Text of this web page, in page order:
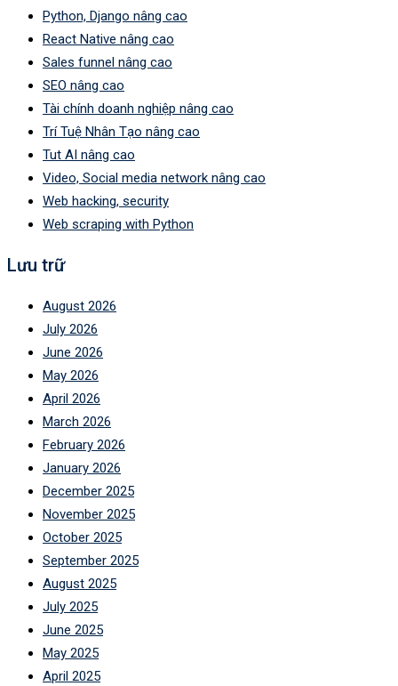
Python, Django nâng cao
React Native nâng cao
Sales funnel nâng cao
SEO nâng cao
Tài chính doanh nghiệp nâng cao
Trí Tuệ Nhân Tạo nâng cao
Tut AI nâng cao
Video, Social media network nâng cao
Web hacking, security
Web scraping with Python
Lưu trữ
August 2026
July 2026
June 2026
May 2026
April 2026
March 2026
February 2026
January 2026
December 2025
November 2025
October 2025
September 2025
August 2025
July 2025
June 2025
May 2025
April 2025